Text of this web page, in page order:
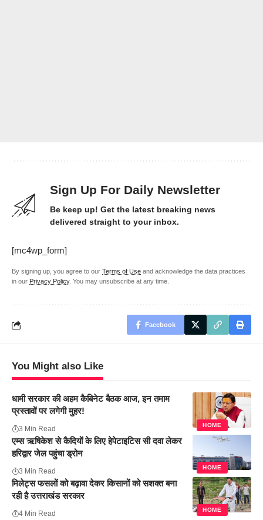
Sign Up For Daily Newsletter
Be keep up! Get the latest breaking news
delivered straight to your inbox.
[mc4wp_form]
By signing up, you agree to our Terms of Use and acknowledge the data practices
in our Privacy Policy. You may unsubscribe at any time.
Facebook
You Might also Like
HOME
धामी सरकार की अहम कैबिनेट बैठक आज, इन तमाम
प्रस्तावों पर लगेगी मुहर!
3 Min Read
HOME
एम्स ऋषिकेश से कैदियों के लिए हेपेटाइटिस सी दवा लेकर
हरिद्वार जेल पहुंचा ड्रोन
3 Min Read
HOME
मिलेट्स फसलों को बढ़ावा देकर किसानों को सशक्त बना
रही है उत्तराखंड सरकार
4 Min Read